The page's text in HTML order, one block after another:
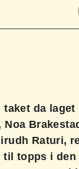
taket da
Noa
Raturi,
til topps i